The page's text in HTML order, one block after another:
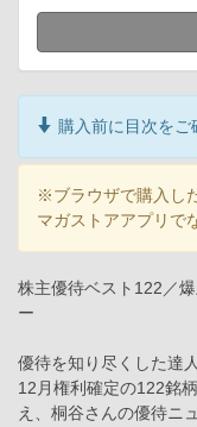
購入前に目次をご
※ブラウザで購入し
マガストアアプリで
株主優待ベスト122／
ー
優待を知り尽くした達
12月権利確定の122銘
え、桐谷さんの優待ニ